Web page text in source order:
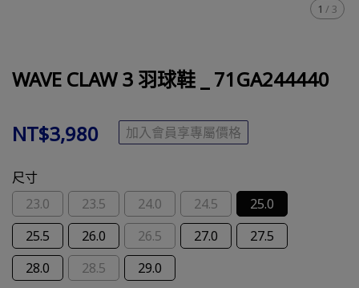
1 / 3
WAVE CLAW 3 羽球鞋 _ 71GA244440
NT$3,980 加入會員享專屬價格
尺寸
23.0
23.5 24.0 24.5
25.0
25.5
26.0 26.5 27.0
27.5
28.0
28.5 29.0